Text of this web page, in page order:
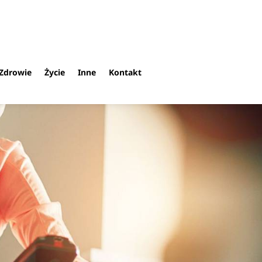
Życie Inne Kontakt